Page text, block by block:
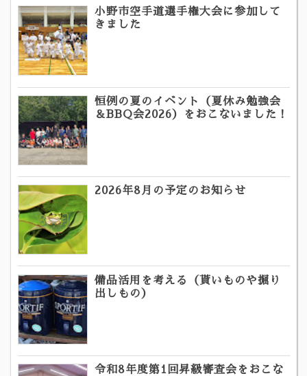
小野市空手道選手権大会に参加して
きました
恒例の夏のイベント（夏休み勉強会
＆BBQ会2026）をおこないました！
2026年8月の予定のお知らせ
備品活用を考える（貰いものや掘り
出しもの）
令和8年度第1回昇級審査会をおこな